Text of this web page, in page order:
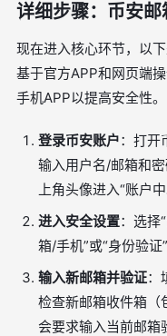
详细步骤：币安
现在进入核心环节，以
基于官方APP和网页端
手机APP以提高安全性。
登录币安账户：打开
输入用户名/邮箱和
上角头像进入“账户中
进入安全设置：选择
箱/手机”或“身份验证
输入新邮箱并验证：
检查新邮箱收件箱（
会要求输入当前邮箱